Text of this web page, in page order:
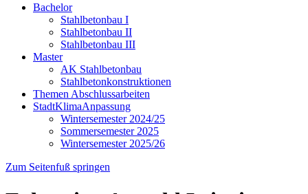
Bachelor
Stahlbetonbau I
Stahlbetonbau II
Stahlbetonbau III
Master
AK Stahlbetonbau
Stahlbetonkonstruktionen
Themen Abschlussarbeiten
StadtKlimaAnpassung
Wintersemester 2024/25
Sommersemester 2025
Wintersemester 2025/26
Zum Seitenfuß springen